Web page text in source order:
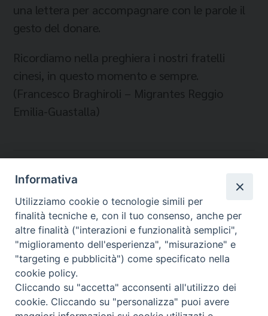
una lettera per accompagnare con le parole il
gesto del donare.
Ricordiamo nella preghiera i nostri fratelli
cinesi, in questo momento e sempre.
(Francesco Braghiroli – Migrantes Reggio
Emilia-Guastalla)
Temi:
CINESI IN ITALIA
CORONAVIRUS
MIGRANTES REGGIO EMILIA-GUASTALLA
Migrantes Online
Informativa
Utilizziamo cookie o tecnologie simili per
finalità tecniche e, con il tuo consenso, anche per
altre finalità ("interazioni e funzionalità semplici",
"miglioramento dell'esperienza", "misurazione" e
"targeting e pubblicità") come specificato nella
cookie policy.
Cliccando su "accetta" acconsenti all'utilizzo dei
cookie. Cliccando su "personalizza" puoi avere